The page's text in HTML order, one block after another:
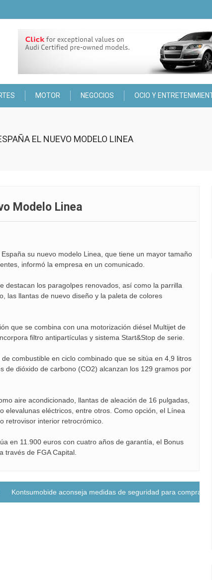
MOTOR NEGOCIOS OCIO Y
EL NUEVO MODELO LINEA
Modelo Linea
su nuevo modelo Linea, que tiene un mayor tamaño
informó la empresa en un comunicado.
destacan los paragolpes renovados, así como la parrilla
las llantas de nuevo diseño y la paleta de colores
que se combina con una motorización diésel Multijet de
filtro antipartículas y sistema Start&Stop de serie.
combustible en ciclo combinado que se sitúa en 4,9 litros
de dióxido de carbono (CO2) alcanzan los 129 gramos por
aire acondicionado, llantas de aleación de 16 pulgadas,
elevalunas eléctricos, entre otros. Como opción, el Línea
retrovisor interior retrocrómico.
en 11.900 euros con cuatro años de garantía, el Bonus
través de FGA Capital.
y cabras
Kontsumobide aconseja medidas de seguridad para comprar